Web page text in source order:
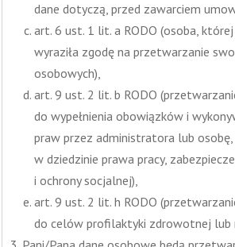
dane dotyczą, przed zawarciem
art. 6 ust. 1 lit. a RODO (osoba,
wyraziła zgodę na przetwarzanie
osobowych),
art. 9 ust. 2 lit. b RODO
do wypełnienia obowiązków i
praw przez administratora lub
w dziedzinie prawa pracy,
i ochrony socjalnej),
art. 9 ust. 2 lit. h RODO
do celów profilaktyki zdrowotnej lub